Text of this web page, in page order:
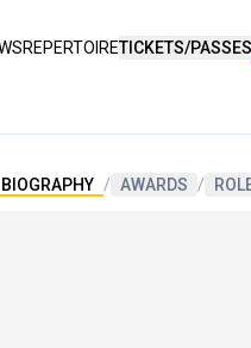
REPERTOIRETICKETS/PASSES
BIOGRAPHY / AWARDS /